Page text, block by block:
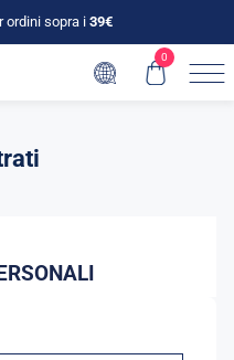
ordini sopra i 39€
0